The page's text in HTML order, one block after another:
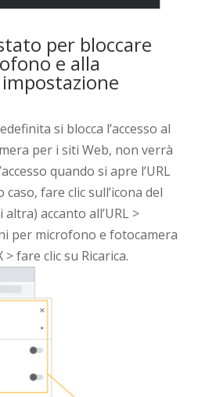
per bloccare
e alla
si blocca l’accesso al
per i siti Web, non verrà
quando si apre l’URL
fare clic sull’icona del
accanto all’URL >
per microfono e fotocamera
fare clic su Ricarica.